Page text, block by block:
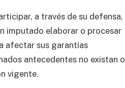
a través de su defensa,
imputado elaborar o procesar
afectar sus garantías
antecedentes no existan o
vigente.